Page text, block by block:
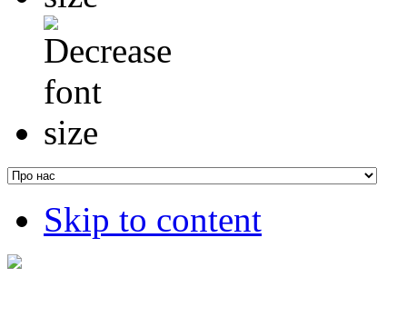
Skip to content